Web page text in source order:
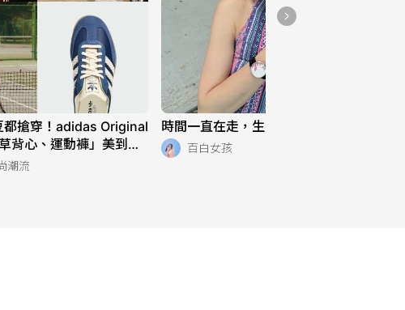
都搶穿！adidas Original
背心、運動褲」美到想
日常穿也超適合！
潮流
時間一直在走，生活也是 ⌚️
百白女孩